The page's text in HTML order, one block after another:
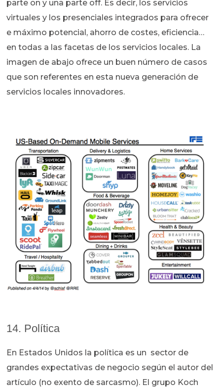
parte on y una parte off. Es decir, los servicios
virtuales y los presenciales integrados para ofrecer
e máximo potencial, ahorro de costes, eficiencia…
en todas a las facetas de los servicios locales. La
imagen de abajo ofrece un buen número de casos
que son referentes en esta nueva generación de
servicios locales innovadores.
14. Política
En Estados Unidos la política es un sector de
grandes expectativas de negocio según el autor del
artículo (no exento de sarcasmo). El grupo Koch